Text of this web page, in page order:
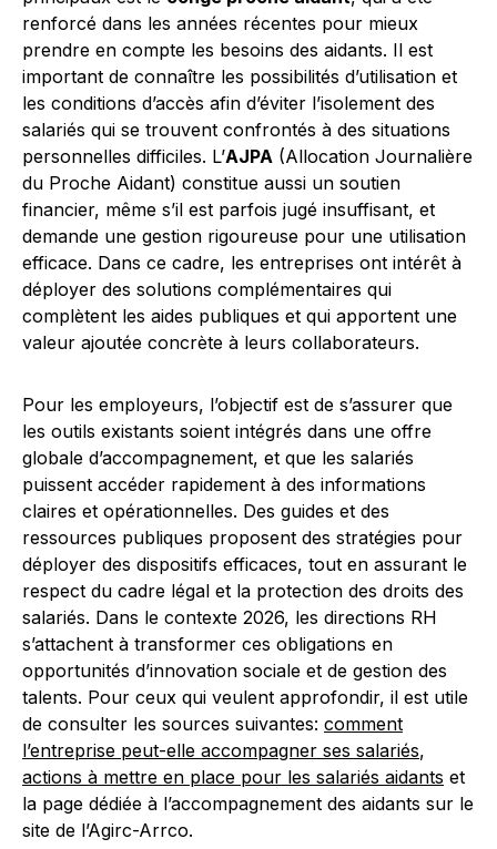
renforcé dans les années récentes pour mieux
prendre en compte les besoins des aidants. Il est
important de connaître les possibilités d’utilisation et
les conditions d’accès afin d’éviter l’isolement des
salariés qui se trouvent confrontés à des situations
personnelles difficiles. L’AJPA (Allocation Journalière
du Proche Aidant) constitue aussi un soutien
financier, même s’il est parfois jugé insuffisant, et
demande une gestion rigoureuse pour une utilisation
efficace. Dans ce cadre, les entreprises ont intérêt à
déployer des solutions complémentaires qui
complètent les aides publiques et qui apportent une
valeur ajoutée concrète à leurs collaborateurs.
Pour les employeurs, l’objectif est de s’assurer que
les outils existants soient intégrés dans une offre
globale d’accompagnement, et que les salariés
puissent accéder rapidement à des informations
claires et opérationnelles. Des guides et des
ressources publiques proposent des stratégies pour
déployer des dispositifs efficaces, tout en assurant le
respect du cadre légal et la protection des droits des
salariés. Dans le contexte 2026, les directions RH
s’attachent à transformer ces obligations en
opportunités d’innovation sociale et de gestion des
talents. Pour ceux qui veulent approfondir, il est utile
de consulter les sources suivantes: comment
l’entreprise peut-elle accompagner ses salariés,
actions à mettre en place pour les salariés aidants et
la page dédiée à l’accompagnement des aidants sur le
site de l’Agirc-Arrco.